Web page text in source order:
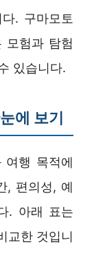
. 구마모토
모험과 탐험
있습니다.
에 보기
여행 목적에
, 편의성, 예
. 아래 표는
교한 것입니